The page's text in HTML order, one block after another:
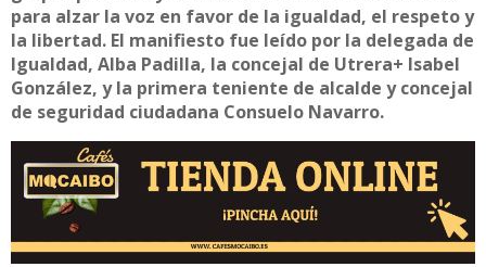
para alzar la voz en favor de la igualdad, el respeto y
la libertad. El manifiesto fue leído por la delegada de
Igualdad, Alba Padilla, la concejal de Utrera+ Isabel
González, y la primera teniente de alcalde y concejal
de seguridad ciudadana Consuelo Navarro.